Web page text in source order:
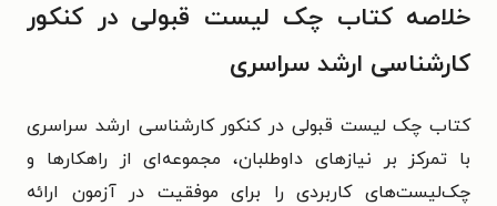
خلاصه کتاب چک لیست قبولی در کنکور
کارشناسی ارشد سراسری
کتاب چک لیست قبولی در کنکور کارشناسی ارشد سراسری
با تمرکز بر نیازهای داوطلبان، مجموعه‌ای از راهکارها و
چک‌لیست‌های کاربردی را برای موفقیت در آزمون ارائه